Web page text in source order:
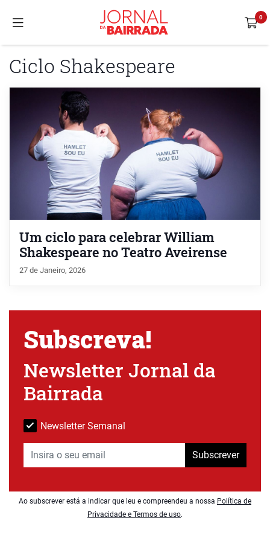
Ciclo Shakespeare
Um ciclo para celebrar William
Shakespeare no Teatro Aveirense
27 de Janeiro, 2026
Subscreva!
Newsletter Jornal da
Bairrada
Newsletter Semanal
Subscrever
Ao subscrever está a indicar que leu e compreendeu a nossa Política de
Privacidade e Termos de uso.